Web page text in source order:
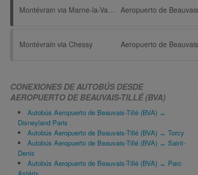
Montévrain via Marne-la-Vallée
Montévrain via Chessy
CONEXIONES DE AUTOBÚS DESDE
AEROPUERTO DE BEAUVAIS-TILLÉ (BVA)
Autobús Aeropuerto de Beauvais-Tillé (BVA) ↔
Disneyland Paris
Autobús Aeropuerto de Beauvais-Tillé (BVA) ↔ Torcy
Autobús Aeropuerto de Beauvais-Tillé (BVA) ↔ Saint-
Denis
Autobús Aeropuerto de Beauvais-Tillé (BVA) ↔ Parc